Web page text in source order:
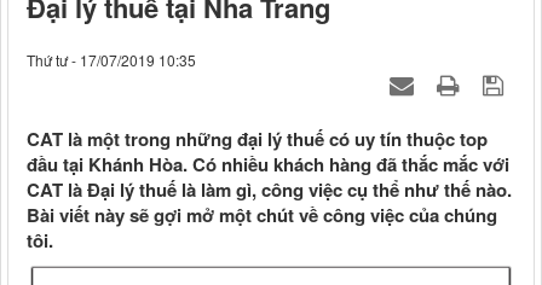
Thứ tư - 17/07/2019 10:35
CAT là một trong những đại lý thuế có uy tín thuộc top
đầu tại Khánh Hòa. Có nhiều khách hàng đã thắc mắc với
CAT là Đại lý thuế là làm gì, công việc cụ thể như thế nào.
Bài viết này sẽ gợi mở một chút về công việc của chúng
tôi.